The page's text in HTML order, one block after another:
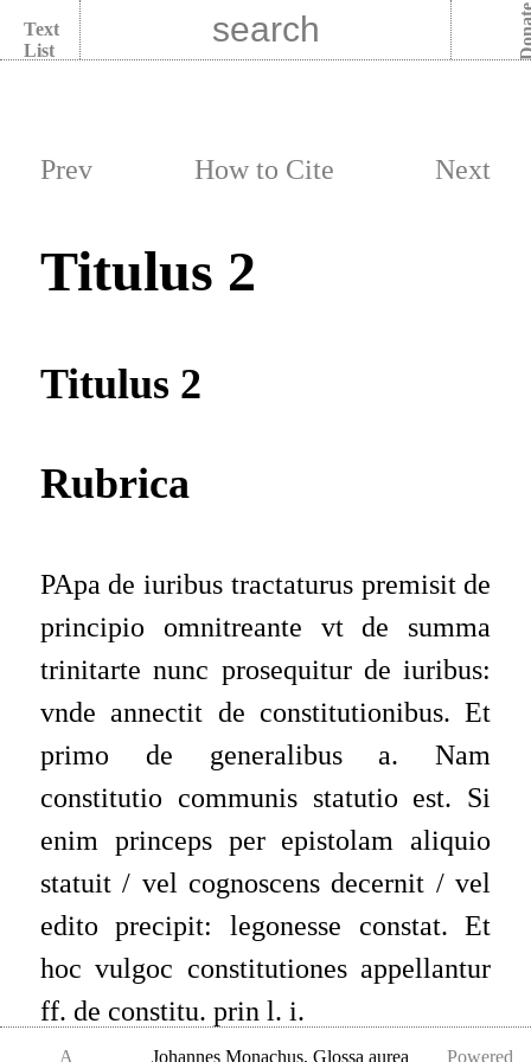
Text
List
Prev How to Cite Next
Titulus 2
Titulus 2
Rubrica
PApa de iuribus tractaturus premisit de
principio omnitreante vt de summa
trinitarte nunc prosequitur de iuribus:
vnde annectit de constitutionibus. Et
primo de generalibus a. Nam
constitutio communis statutio est. Si
enim princeps per epistolam aliquio
statuit / vel cognoscens decernit / vel
edito precipit: legonesse constat. Et
hoc vulgoc constitutiones appellantur
ff. de constitu. prin l. i.
A Johannes Monachus,Glossa aurea Powered